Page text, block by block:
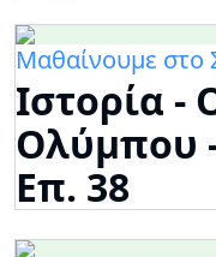
Μαθαίνουμε στο
Ιστορία -
Ολύμπου
Επ. 38